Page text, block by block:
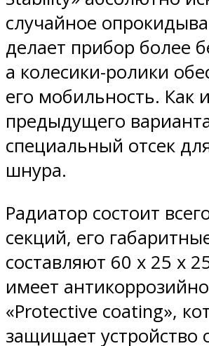
случайное
делает прибор более
а колесики-ролики
его мобильность. Как
предыдущего
специальный отсек
шнура.
Радиатор состоит
секций, его
составляют 60 х 25 х
имеет
«Protective coating»,
защищает устройство